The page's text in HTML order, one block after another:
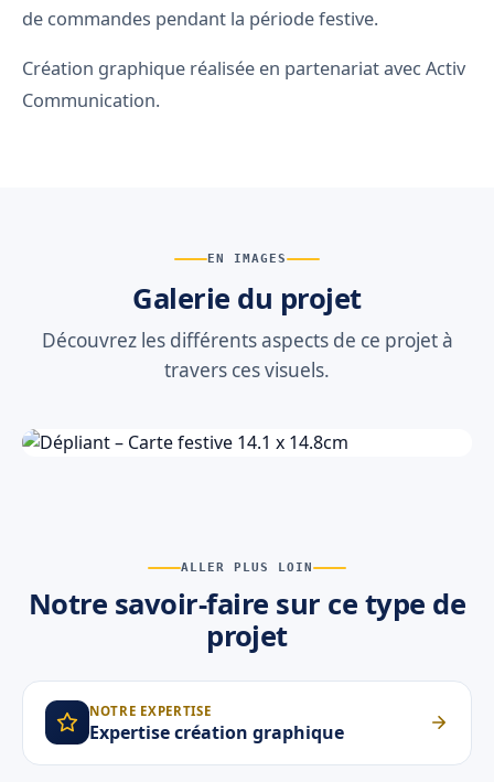
de commandes pendant la période festive.
Création graphique réalisée en partenariat avec Activ
Communication.
EN IMAGES
Galerie du projet
Découvrez les différents aspects de ce projet à
travers ces visuels.
ALLER PLUS LOIN
Notre savoir-faire sur ce type de
projet
NOTRE EXPERTISE
Expertise création graphique